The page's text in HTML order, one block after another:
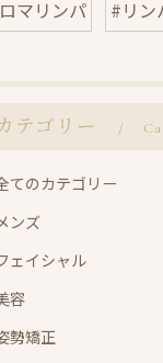
マリンパ #リン
テゴリー
てのカテゴリー
ンズ
ェイシャル
容
勢矯正